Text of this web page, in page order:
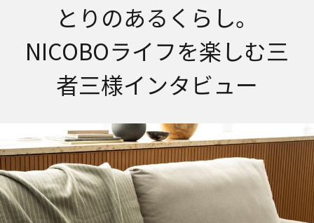
とりのあるくらし。
NICOBOライフを楽しむ三
者三様インタビュー